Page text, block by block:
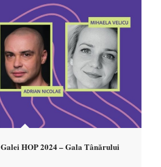
HOP 2024 – Gala Tânărului